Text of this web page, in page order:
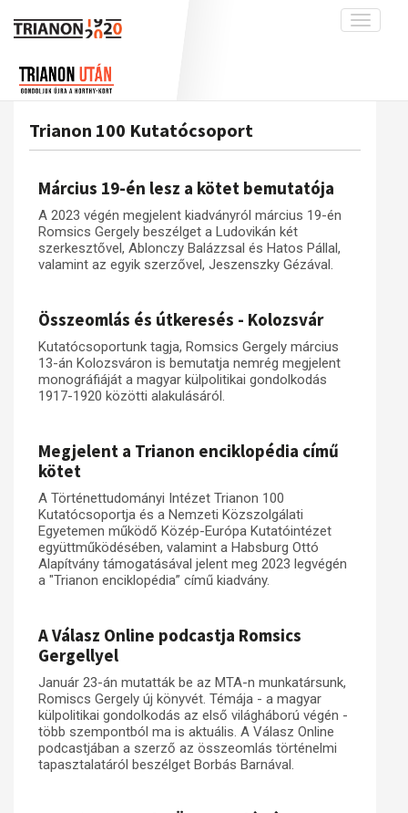
Toggle
interpretációk
A békerendszer megszilárdulása
Utókor és emlékezet
Munkatársaink
Adatbázis
Emlékművek (feltöltés alatt)
Visszhang
Kapcsolat
Trianon-kommentár
Dokumentumok
A trianoni szerződés
Trianon 100 Kutatócsoport
Március 19-én lesz a kötet bemutatója
A 2023 végén megjelent kiadványról március 19-én
Romsics Gergely beszélget a Ludovikán két
szerkesztővel, Ablonczy Balázzsal és Hatos Pállal,
valamint az egyik szerzővel, Jeszenszky Gézával.
Összeomlás és útkeresés - Kolozsvár
Kutatócsoportunk tagja, Romsics Gergely március
13-án Kolozsváron is bemutatja nemrég megjelent
monográfiáját a magyar külpolitikai gondolkodás
1917-1920 közötti alakulásáról.
Megjelent a Trianon enciklopédia című
kötet
A Történettudományi Intézet Trianon 100
Kutatócsoportja és a Nemzeti Közszolgálati
Egyetemen működő Közép-Európa Kutatóintézet
együttműködésében, valamint a Habsburg Ottó
Alapítvány támogatásával jelent meg 2023 legvégén
a "Trianon enciklopédia” című kiadvány.
A Válasz Online podcastja Romsics
Gergellyel
Január 23-án mutatták be az MTA-n munkatársunk,
Romiscs Gergely új könyvét. Témája - a magyar
külpolitikai gondolkodás az első világháború végén -
több szempontból ma is aktuális. A Válasz Online
podcastjában a szerző az összeomlás történelmi
tapasztalatáról beszélget Borbás Barnával.